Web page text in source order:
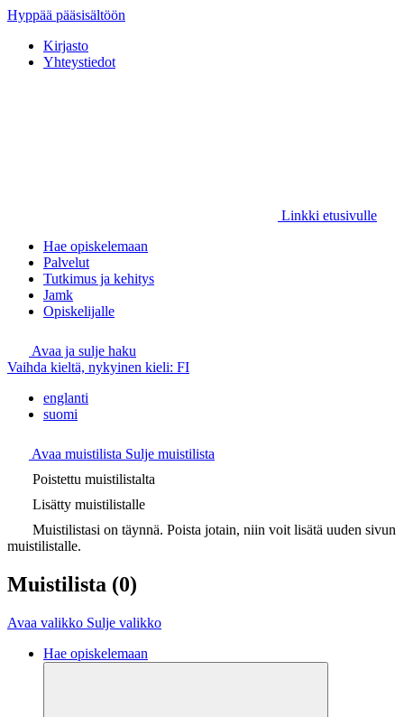
Hyppää pääsisältöön
Kirjasto
Yhteystiedot
Linkki etusivulle
Hae opiskelemaan
Palvelut
Tutkimus ja kehitys
Jamk
Opiskelijalle
Avaa ja sulje haku
Vaihda kieltä, nykyinen kieli: FI
englanti
suomi
Avaa muistilista Sulje muistilista
Poistettu muistilistalta
Lisätty muistilistalle
Muistilistasi on täynnä. Poista jotain, niin voit lisätä uuden sivun
muistilistalle.
Muistilista (0)
Avaa valikko Sulje valikko
Hae opiskelemaan